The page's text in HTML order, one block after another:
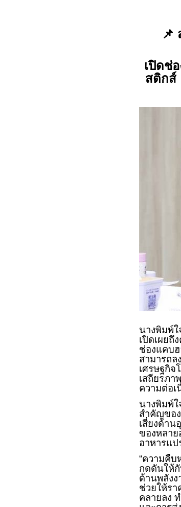
📌
เปิดช่
สติกส์
นางพิมพ์ใ
เปิดเผยถึ
ช่องแคบฮ
สามารถ
เศรษฐกิจ
เสถียรภา
ความต่อเ
นางพิมพ์
สำคัญของ
เสี่ยงด้า
ของหลาย
อาหารแ
“ความคืบ
กดดันให้
ด้านพลัง
ช่วยให้ร
คลายลง